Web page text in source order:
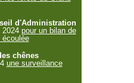
d'Administration
2024 pour un bilan de
écoulée
chênes
une surveillance